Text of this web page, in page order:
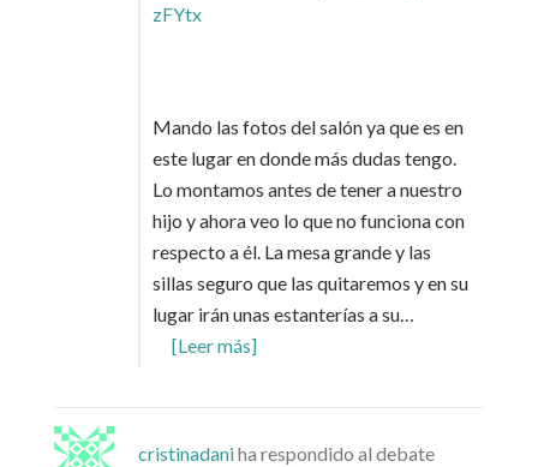
zFYtx
Mando las fotos del salón ya que es en
este lugar en donde más dudas tengo.
Lo montamos antes de tener a nuestro
hijo y ahora veo lo que no funciona con
respecto a él. La mesa grande y las
sillas seguro que las quitaremos y en su
lugar irán unas estanterías a su…
[Leer más]
cristinadaniha respondido al debate